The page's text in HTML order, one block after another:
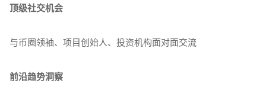
顶级社交机会
与币圈领袖、项目创始人、投资机构面对面交流
前沿趋势洞察